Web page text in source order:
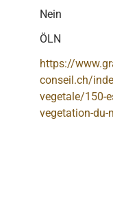
Nein
ÖLN
https://
conseil.ch/
vegetale/150-
vegetation-du-